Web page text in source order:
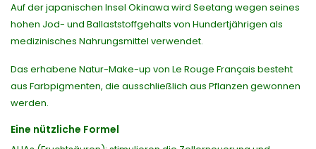
Auf der japanischen Insel Okinawa wird Seetang wegen seines
hohen Jod- und Ballaststoffgehalts von Hundertjährigen als
medizinisches Nahrungsmittel verwendet.
Das erhabene Natur-Make-up von Le Rouge Français besteht
aus Farbpigmenten, die ausschließlich aus Pflanzen gewonnen
werden.
Eine nützliche Formel